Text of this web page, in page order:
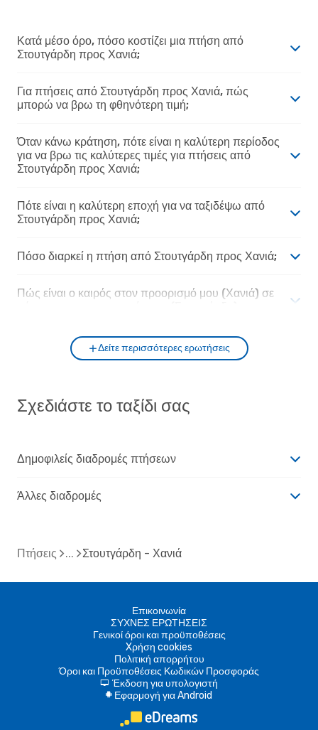
Κατά μέσο όρο, πόσο κοστίζει μια πτήση από
Στουτγάρδη προς Χανιά;
Για πτήσεις από Στουτγάρδη προς Χανιά, πώς
μπορώ να βρω τη φθηνότερη τιμή;
Όταν κάνω κράτηση, πότε είναι η καλύτερη περίοδος
για να βρω τις καλύτερες τιμές για πτήσεις από
Στουτγάρδη προς Χανιά;
Πότε είναι η καλύτερη εποχή για να ταξιδέψω από
Στουτγάρδη προς Χανιά;
Πόσο διαρκεί η πτήση από Στουτγάρδη προς Χανιά;
Πώς είναι ο καιρός στον προορισμό μου (Χανιά) σε
Δείτε περισσότερες ερωτήσεις
Σχεδιάστε το ταξίδι σας
Δημοφιλείς διαδρομές πτήσεων
Άλλες διαδρομές
Πτήσεις Στουτγάρδη - Χανιά
Επικοινωνία
ΣΥΧΝΕΣ ΕΡΩΤΗΣΕΙΣ
Γενικοί όροι και προϋποθέσεις
Xρήση cookies
Πολιτική απορρήτου
Όροι και Προϋποθέσεις Κωδικών Προσφοράς
d Έκδοση για υπολογιστή
A Εφαρμογή για Android